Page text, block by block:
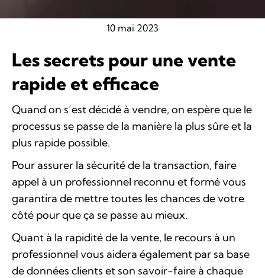
10 mai 2023
Les secrets pour une vente
rapide et efficace
Quand on s’est décidé à vendre, on espère que le
processus se passe de la manière la plus sûre et la
plus rapide possible.
Pour assurer la sécurité de la transaction, faire
appel à un professionnel reconnu et formé vous
garantira de mettre toutes les chances de votre
côté pour que ça se passe au mieux.
Quant à la rapidité de la vente, le recours à un
professionnel vous aidera également par sa base
de données clients et son savoir-faire à chaque